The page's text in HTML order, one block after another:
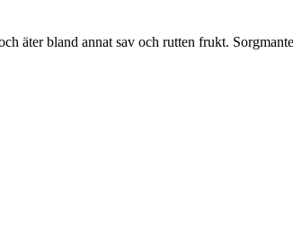
äter bland annat sav och rutten frukt.